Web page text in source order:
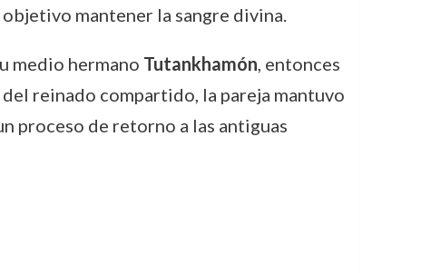
mantener la sangre divina.
medio hermano Tutankhamón, entonces
reinado compartido, la pareja mantuvo
proceso de retorno a las antiguas